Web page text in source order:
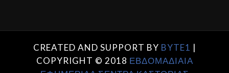
CREATED AND SUPPORT BY BYTE1 |
COPYRIGHT © 2018 ΕΒΔΟΜΑΔΙΑΙΑ